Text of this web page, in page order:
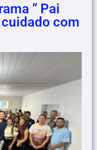
” Pai
com